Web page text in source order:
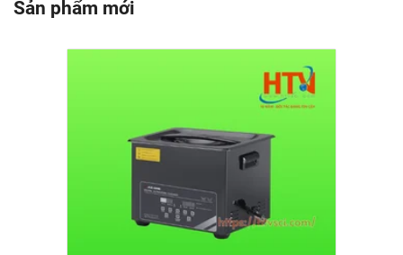
Sản phẩm mới